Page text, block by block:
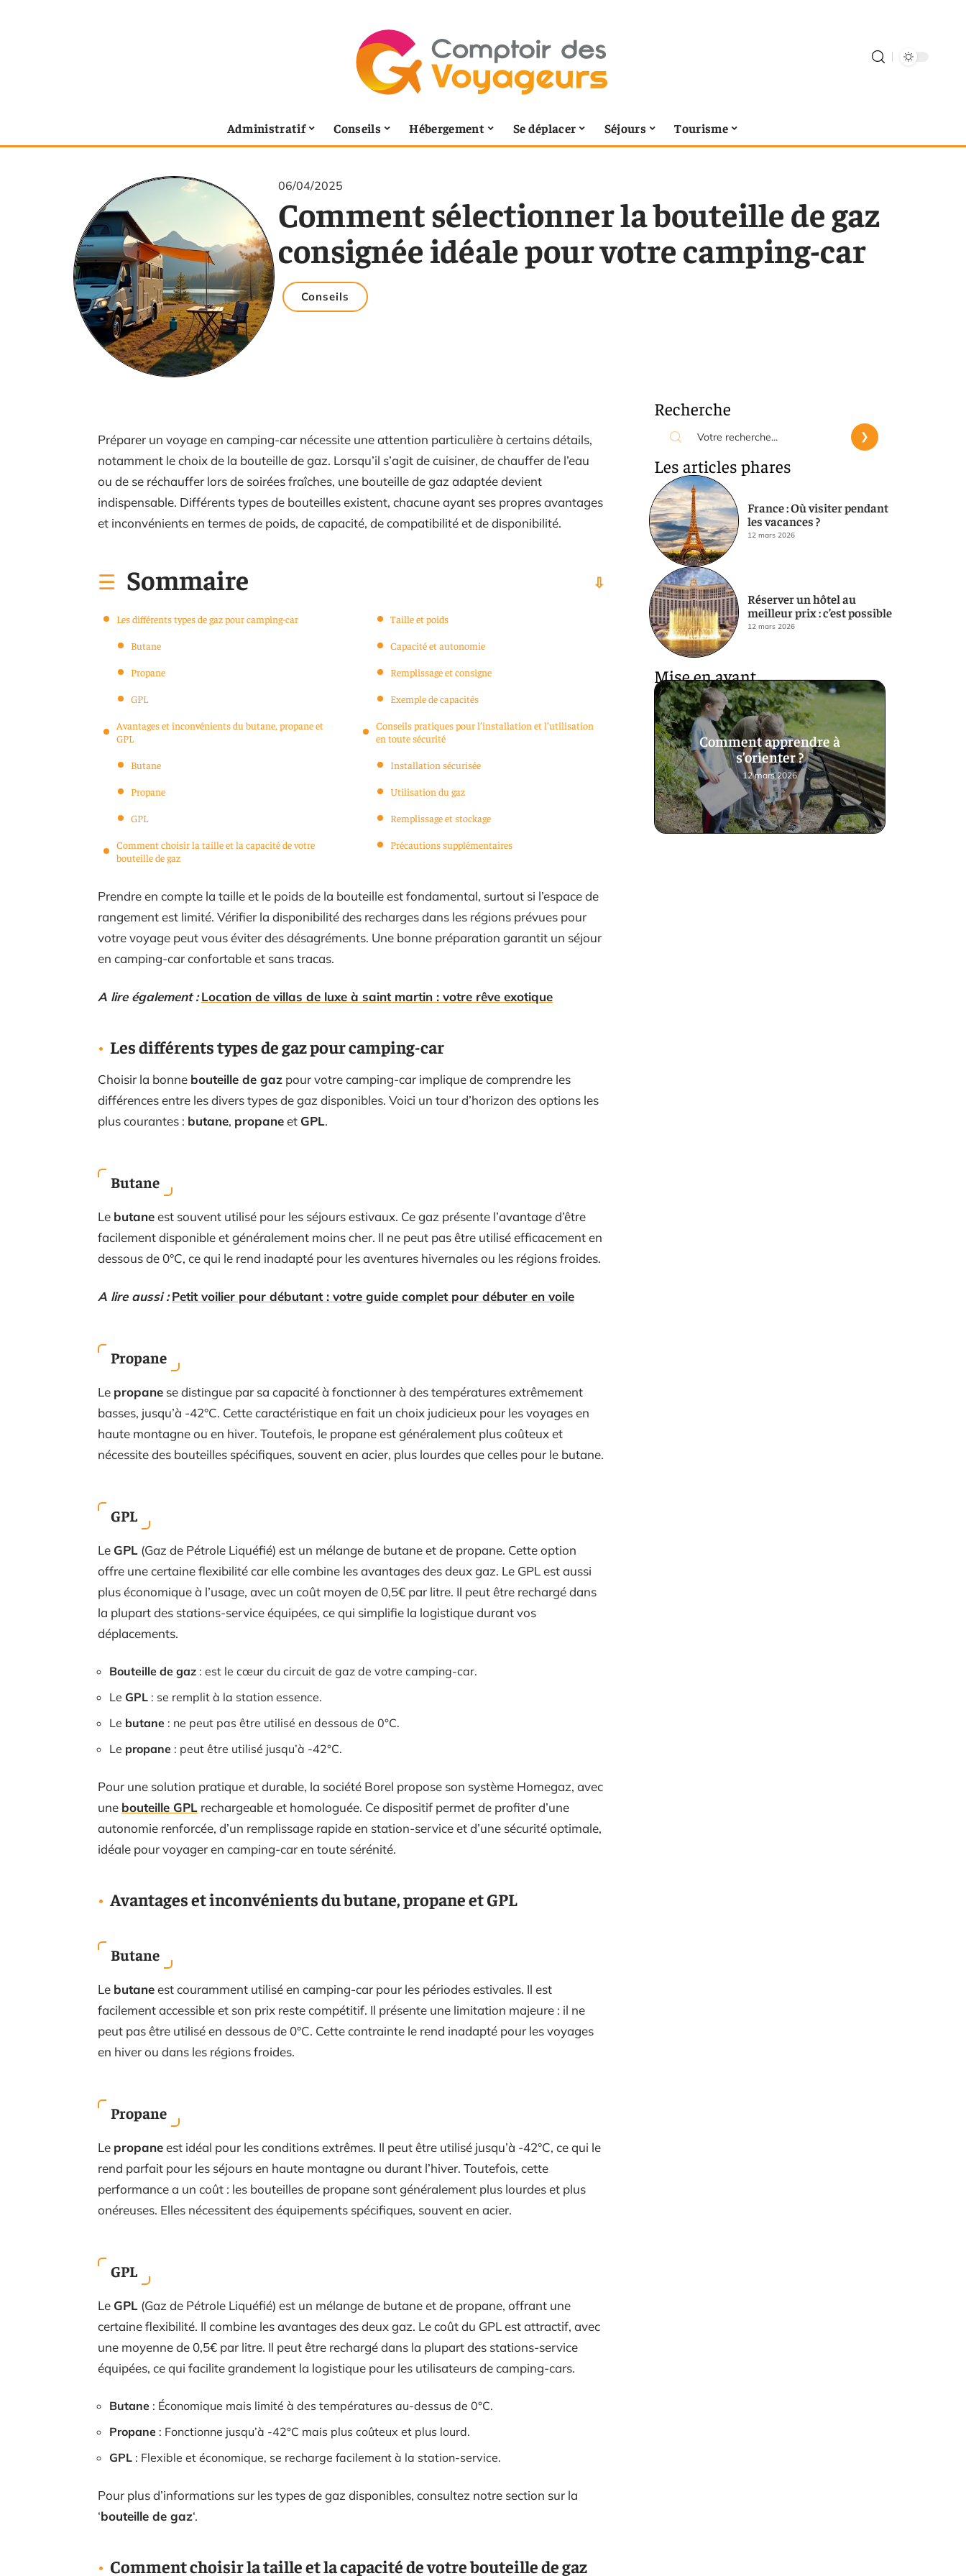
Administratif Conseils Hébergement Se déplacer Séjours Tourisme
06/04/2025
Comment sélectionner la bouteille de gaz
consignée idéale pour votre camping-car
Conseils
Préparer un voyage en camping-car nécessite une attention particulière à certains détails,
notamment le choix de la bouteille de gaz. Lorsqu’il s’agit de cuisiner, de chauffer de l’eau
ou de se réchauffer lors de soirées fraîches, une bouteille de gaz adaptée devient
indispensable. Différents types de bouteilles existent, chacune ayant ses propres avantages
et inconvénients en termes de poids, de capacité, de compatibilité et de disponibilité.
Sommaire
Les différents types de gaz pour camping-car
Butane
Propane
GPL
Avantages et inconvénients du butane, propane et
GPL
Butane
Propane
GPL
Comment choisir la taille et la capacité de votre
bouteille de gaz
Taille et poids
Capacité et autonomie
Remplissage et consigne
Exemple de capacités
Conseils pratiques pour l’installation et l’utilisation
en toute sécurité
Installation sécurisée
Utilisation du gaz
Remplissage et stockage
Précautions supplémentaires
Prendre en compte la taille et le poids de la bouteille est fondamental, surtout si l’espace de
rangement est limité. Vérifier la disponibilité des recharges dans les régions prévues pour
votre voyage peut vous éviter des désagréments. Une bonne préparation garantit un séjour
en camping-car confortable et sans tracas.
A lire également : Location de villas de luxe à saint martin : votre rêve exotique
Les différents types de gaz pour camping-car
Choisir la bonne bouteille de gaz pour votre camping-car implique de comprendre les
différences entre les divers types de gaz disponibles. Voici un tour d’horizon des options les
plus courantes : butane, propaneet GPL.
Butane
Le butaneest souvent utilisé pour les séjours estivaux. Ce gaz présente l’avantage d’être
facilement disponible et généralement moins cher. Il ne peut pas être utilisé efficacement en
dessous de 0°C, ce qui le rend inadapté pour les aventures hivernales ou les régions froides.
A lire aussi : Petit voilier pour débutant : votre guide complet pour débuter en voile
Propane
Le propane se distingue par sa capacité à fonctionner à des températures extrêmement
basses, jusqu’à -42°C. Cette caractéristique en fait un choix judicieux pour les voyages en
haute montagne ou en hiver. Toutefois, le propane est généralement plus coûteux et
nécessite des bouteilles spécifiques, souvent en acier, plus lourdes que celles pour le butane.
GPL
Le GPL (Gaz de Pétrole Liquéfié) est un mélange de butane et de propane. Cette option
offre une certaine flexibilité car elle combine les avantages des deux gaz. Le GPL est aussi
plus économique à l’usage, avec un coût moyen de 0,5€ par litre. Il peut être rechargé dans
la plupart des stations-service équipées, ce qui simplifie la logistique durant vos
déplacements.
Bouteille de gaz : est le cœur du circuit de gaz de votre camping-car.
Le GPL : se remplit à la station essence.
Le butane : ne peut pas être utilisé en dessous de 0°C.
Le propane : peut être utilisé jusqu’à -42°C.
Pour une solution pratique et durable, la société Borel propose son système Homegaz, avec
une bouteille GPL rechargeable et homologuée. Ce dispositif permet de profiter d’une
autonomie renforcée, d’un remplissage rapide en station-service et d’une sécurité optimale,
idéale pour voyager en camping-car en toute sérénité.
Avantages et inconvénients du butane, propane et GPL
Butane
Le butaneest couramment utilisé en camping-car pour les périodes estivales. Il est
facilement accessible et son prix reste compétitif. Il présente une limitation majeure : il ne
peut pas être utilisé en dessous de 0°C. Cette contrainte le rend inadapté pour les voyages
en hiver ou dans les régions froides.
Propane
Le propaneest idéal pour les conditions extrêmes. Il peut être utilisé jusqu’à -42°C, ce qui le
rend parfait pour les séjours en haute montagne ou durant l’hiver. Toutefois, cette
performance a un coût : les bouteilles de propane sont généralement plus lourdes et plus
onéreuses. Elles nécessitent des équipements spécifiques, souvent en acier.
GPL
Le GPL (Gaz de Pétrole Liquéfié) est un mélange de butane et de propane, offrant une
certaine flexibilité. Il combine les avantages des deux gaz. Le coût du GPL est attractif, avec
une moyenne de 0,5€ par litre. Il peut être rechargé dans la plupart des stations-service
équipées, ce qui facilite grandement la logistique pour les utilisateurs de camping-cars.
Butane : Économique mais limité à des températures au-dessus de 0°C.
Propane : Fonctionne jusqu’à -42°C mais plus coûteux et plus lourd.
GPL : Flexible et économique, se recharge facilement à la station-service.
Pour plus d’informations sur les types de gaz disponibles, consultez notre section sur la
‘bouteille de gaz‘.
Comment choisir la taille et la capacité de votre bouteille de gaz
Recherche
Les articles phares
France : Où visiter pendant
les vacances ?
12 mars 2026
Réserver un hôtel au
meilleur prix : c’est possible
12 mars 2026
Mise en avant
Comment apprendre à
s’orienter ?
12 mars 2026